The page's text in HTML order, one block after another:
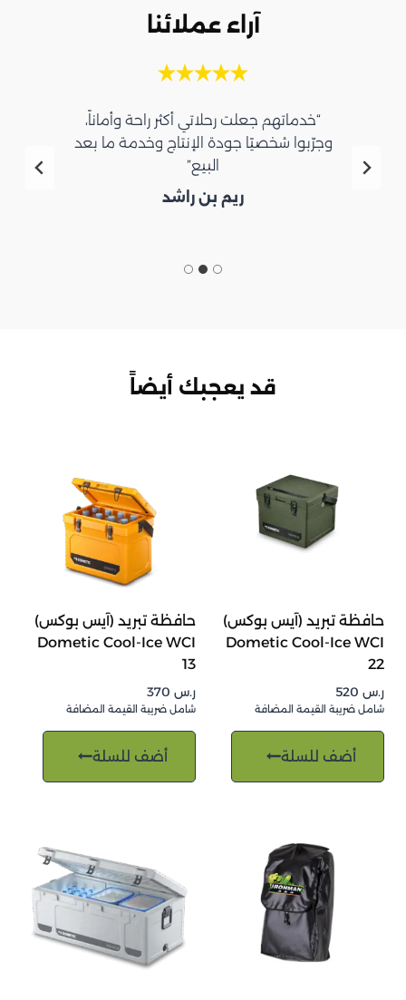
آراء عملائنا
“خدماتهم جعلت رحلاتي أكثر راحة وأماناً،
وجرّبوا شخصيًا جودة الإنتاج وخدمة ما بعد
البيع”
ريم بن راشد
قد يعجبك أيضاً
حافظة تبريد (آيس بوكس)
Dometic Cool-Ice WCI
22
ر.س
شامل ضريبة القيمة المضافة
أضف للسلة
حافظة تبريد (آيس بوكس)
Dometic Cool-Ice WCI
13
ر.س
شامل ضريبة القيمة المضافة
أضف للسلة